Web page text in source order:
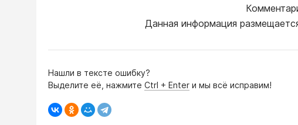
Данная информация
Нашли в тексте ошибку?
Выделите её, нажмите Ctrl + Enter и мы всё исправим!